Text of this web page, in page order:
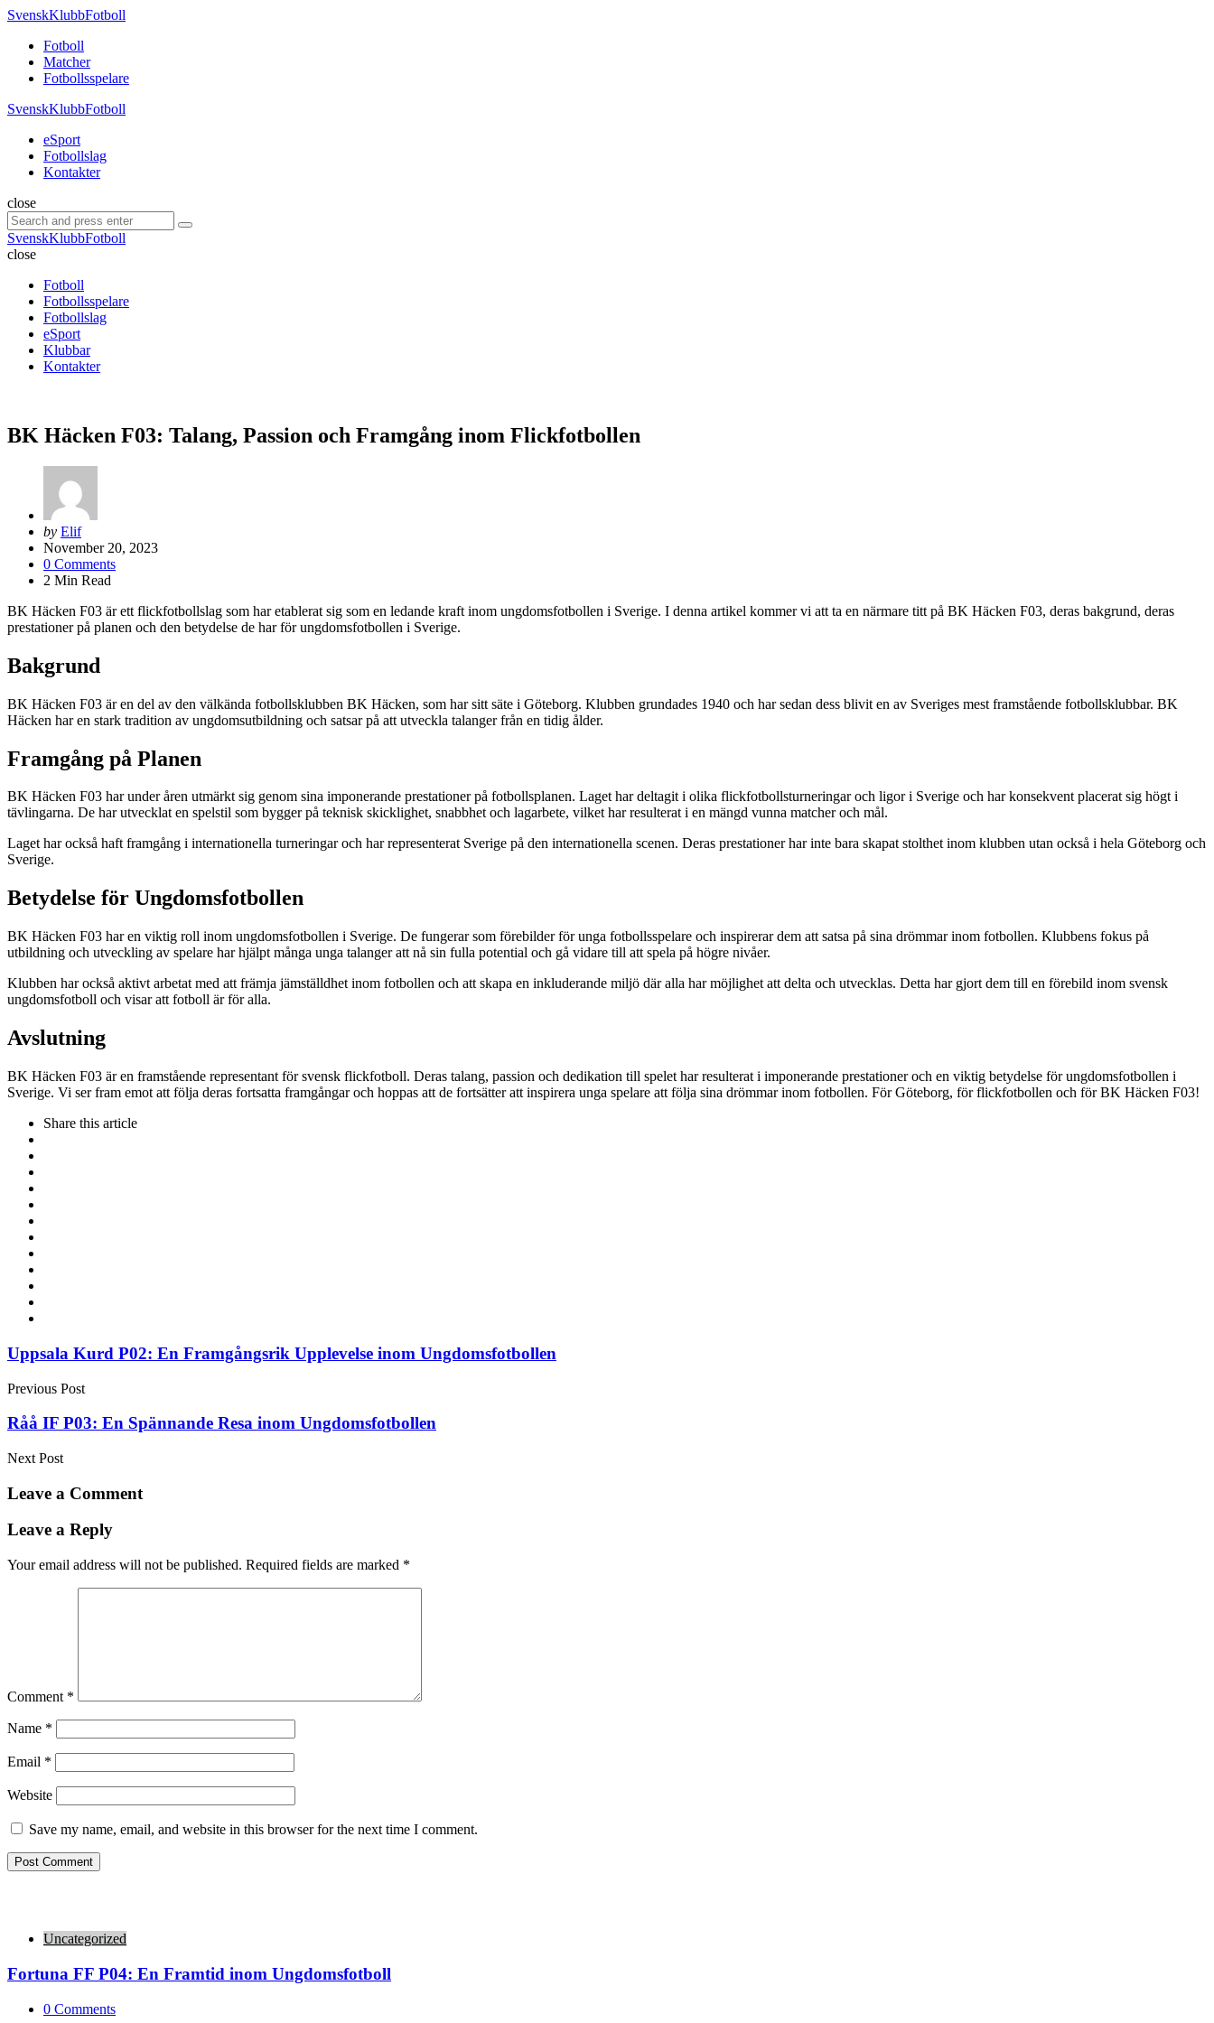
Menu
SvenskKlubbFotboll
Menu
Fotboll
Matcher
Fotbollsspelare
SvenskKlubbFotboll
eSport
Fotbollslag
Kontakter
Search
close
Search
for:
Search
SvenskKlubbFotboll
close
Fotboll
Fotbollsspelare
Fotbollslag
eSport
Klubbar
Kontakter
BK Häcken F03: Talang, Passion och Framgång inom Flickfotbollen
Posted
by
by Elif
November 20, 2023
0 Comments
2 Min Read
BK Häcken F03 är ett flickfotbollslag som har etablerat sig som en ledande kraft inom ungdomsfotbollen i Sverige. I denna artikel kommer vi att ta en närmare titt på BK Häcken F03, deras bakgrund, deras
prestationer på planen och den betydelse de har för ungdomsfotbollen i Sverige.
Bakgrund
BK Häcken F03 är en del av den välkända fotbollsklubben BK Häcken, som har sitt säte i Göteborg. Klubben grundades 1940 och har sedan dess blivit en av Sveriges mest framstående fotbollsklubbar. BK
Häcken har en stark tradition av ungdomsutbildning och satsar på att utveckla talanger från en tidig ålder.
Framgång på Planen
BK Häcken F03 har under åren utmärkt sig genom sina imponerande prestationer på fotbollsplanen. Laget har deltagit i olika flickfotbollsturneringar och ligor i Sverige och har konsekvent placerat sig högt i
tävlingarna. De har utvecklat en spelstil som bygger på teknisk skicklighet, snabbhet och lagarbete, vilket har resulterat i en mängd vunna matcher och mål.
Laget har också haft framgång i internationella turneringar och har representerat Sverige på den internationella scenen. Deras prestationer har inte bara skapat stolthet inom klubben utan också i hela Göteborg och
Sverige.
Betydelse för Ungdomsfotbollen
BK Häcken F03 har en viktig roll inom ungdomsfotbollen i Sverige. De fungerar som förebilder för unga fotbollsspelare och inspirerar dem att satsa på sina drömmar inom fotbollen. Klubbens fokus på
utbildning och utveckling av spelare har hjälpt många unga talanger att nå sin fulla potential och gå vidare till att spela på högre nivåer.
Klubben har också aktivt arbetat med att främja jämställdhet inom fotbollen och att skapa en inkluderande miljö där alla har möjlighet att delta och utvecklas. Detta har gjort dem till en förebild inom svensk
ungdomsfotboll och visar att fotboll är för alla.
Avslutning
BK Häcken F03 är en framstående representant för svensk flickfotboll. Deras talang, passion och dedikation till spelet har resulterat i imponerande prestationer och en viktig betydelse för ungdomsfotbollen i
Sverige. Vi ser fram emot att följa deras fortsatta framgångar och hoppas att de fortsätter att inspirera unga spelare att följa sina drömmar inom fotbollen. För Göteborg, för flickfotbollen och för BK Häcken F03!
Share this article
Post
navigation
Uppsala Kurd P02: En Framgångsrik Upplevelse inom Ungdomsfotbollen
Previous Post
Råå IF P03: En Spännande Resa inom Ungdomsfotbollen
Next Post
Leave a Comment
Leave a Reply
Your email address will not be published. Required fields are marked *
Comment *
Name *
Email *
Website
Save my name, email, and website in this browser for the next time I comment.
Uncategorized
Fortuna FF P04: En Framtid inom Ungdomsfotboll
0 Comments